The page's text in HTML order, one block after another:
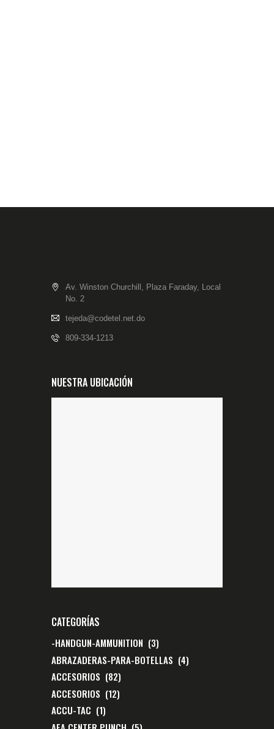
Av. Winston Churchill, Plaza Faraday, Local
No. 2
tejeda@codetel.net.do
809-334-1213
NUESTRA UBICACIÓN
CATEGORÍAS
-HANDGUN-AMMUNITION (3)
ABRAZADERAS-PARA-BOTELLAS (4)
ACCESORIOS (82)
ACCESORIOS (12)
ACCU-TAC (1)